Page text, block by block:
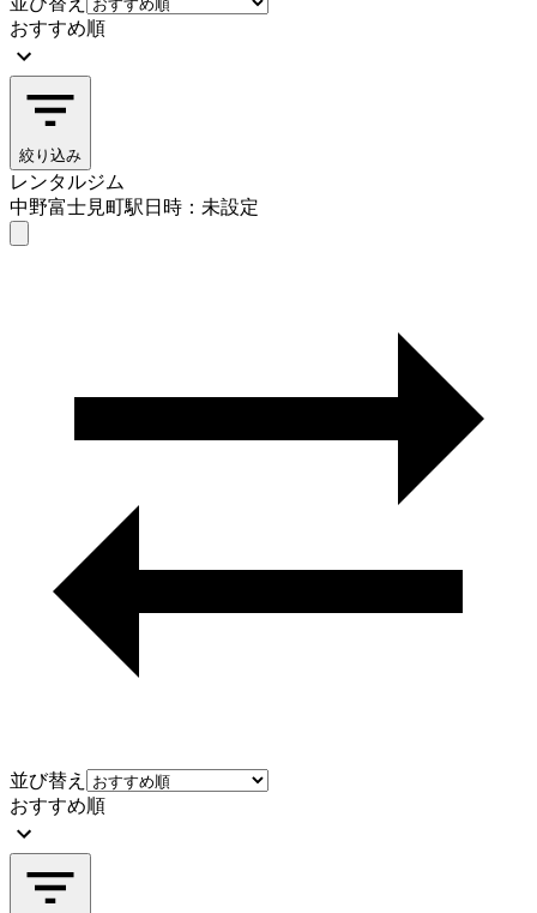
おすすめ順
絞り込み
レンタルジム
中野富士見町駅日時：未設定
並び替え
おすすめ順